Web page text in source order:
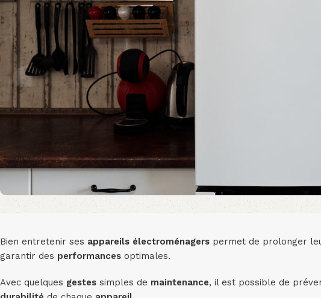
Bien entretenir ses appareils électroménagers permet de prolonger
garantir des performances optimales.
Avec quelques gestes simples de maintenance, il est possible de